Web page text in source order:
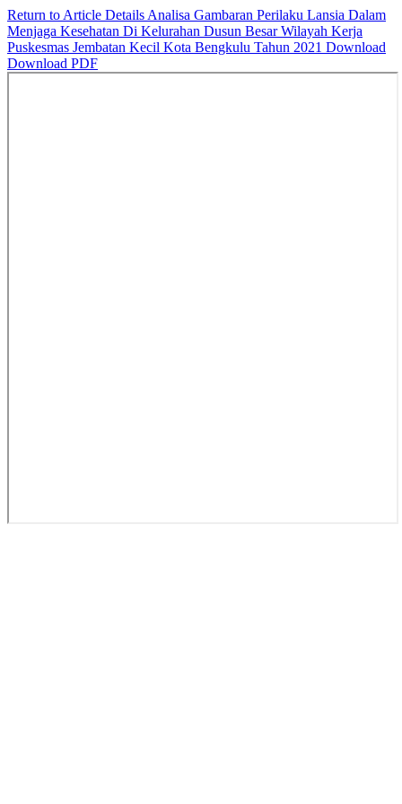
Return to Article Details Analisa Gambaran Perilaku Lansia Dalam
Menjaga Kesehatan Di Kelurahan Dusun Besar Wilayah Kerja
Puskesmas Jembatan Kecil Kota Bengkulu Tahun 2021 Download
Download PDF